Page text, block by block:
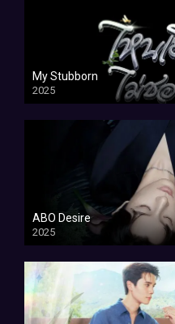
My Stubborn
2025
ABO Desire
2025